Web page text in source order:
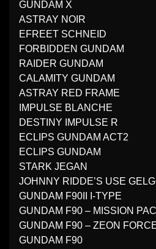
GUNDAM X
ASTRAY NOIR
EFREET SCHNEID
FORBIDDEN GUNDAM
RAIDER GUNDAM
CALAMITY GUNDAM
ASTRAY RED FRAME
IMPULSE BLANCHE
DESTINY IMPULSE R
ECLIPS GUNDAM ACT2
ECLIPS GUNDAM
STARK JEGAN
JOHNNY RIDDE’S USE
GUNDAM F90II I-TYPE
GUNDAM F90 – MISSION
GUNDAM F90 – ZEON
GUNDAM F90